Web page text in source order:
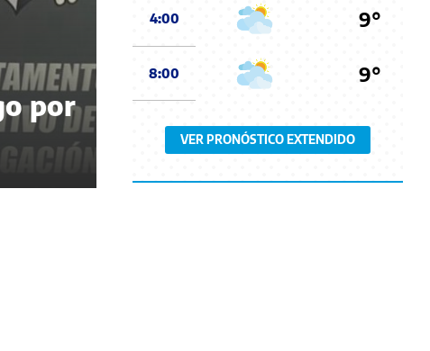
por
4:00 9°
8:00 9°
VER PRONÓSTICO EXTENDIDO